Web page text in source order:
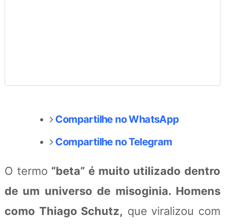
Compartilhe no WhatsApp
Compartilhe no Telegram
O termo “beta” é muito utilizado dentro
de um universo de misoginia. Homens
como Thiago Schutz, que viralizou com